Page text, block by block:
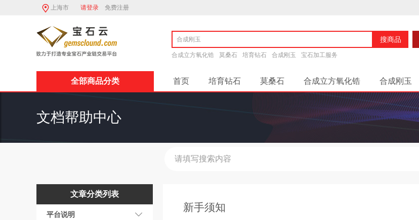
上海市 请登录 免费注册
搜商品
合成立方氧化锆 莫桑石 培育钻石 合成刚玉 宝石加工服务
全部商品分类 首页 培育钻石 莫桑石 合成立方氧化锆 合成刚玉
网店信息 平台帮助分类
文档帮助中心
文章分类列表
平台说明
新手须知